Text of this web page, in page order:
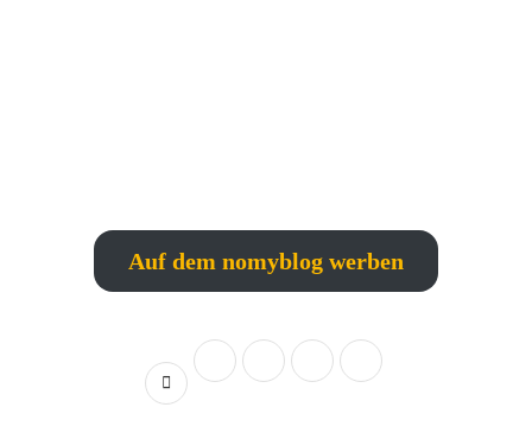
Auf dem nomyblog werben